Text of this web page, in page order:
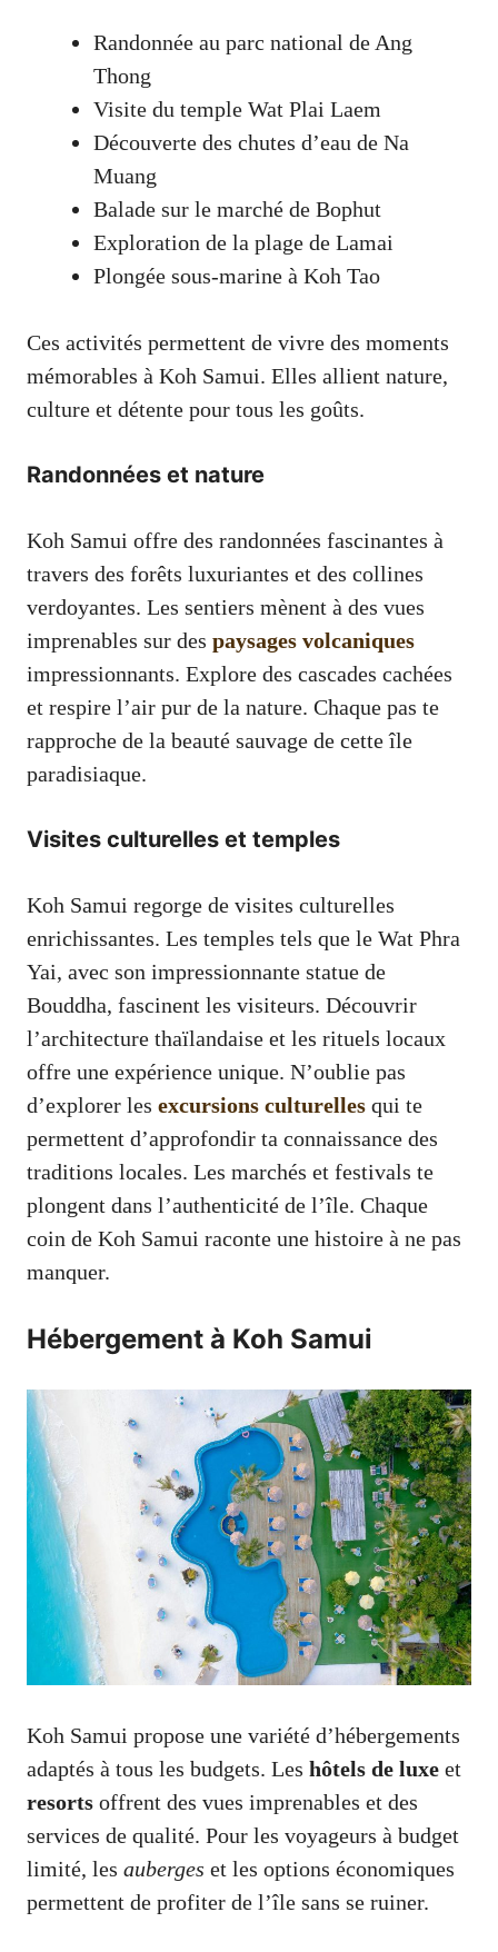
Randonnée au parc national de Ang
Thong
Visite du temple Wat Plai Laem
Découverte des chutes d’eau de Na
Muang
Balade sur le marché de Bophut
Exploration de la plage de Lamai
Plongée sous-marine à Koh Tao
Ces activités permettent de vivre des moments
mémorables à Koh Samui. Elles allient nature,
culture et détente pour tous les goûts.
Randonnées et nature
Koh Samui offre des randonnées fascinantes à
travers des forêts luxuriantes et des collines
verdoyantes. Les sentiers mènent à des vues
imprenables sur des paysages volcaniques
impressionnants. Explore des cascades cachées
et respire l’air pur de la nature. Chaque pas te
rapproche de la beauté sauvage de cette île
paradisiaque.
Visites culturelles et temples
Koh Samui regorge de visites culturelles
enrichissantes. Les temples tels que le Wat Phra
Yai, avec son impressionnante statue de
Bouddha, fascinent les visiteurs. Découvrir
l’architecture thaïlandaise et les rituels locaux
offre une expérience unique. N’oublie pas
d’explorer les excursions culturelles qui te
permettent d’approfondir ta connaissance des
traditions locales. Les marchés et festivals te
plongent dans l’authenticité de l’île. Chaque
coin de Koh Samui raconte une histoire à ne pas
manquer.
Hébergement à Koh Samui
Koh Samui propose une variété d’hébergements
adaptés à tous les budgets. Les hôtels de luxe et
resorts offrent des vues imprenables et des
services de qualité. Pour les voyageurs à budget
limité, les auberges et les options économiques
permettent de profiter de l’île sans se ruiner.